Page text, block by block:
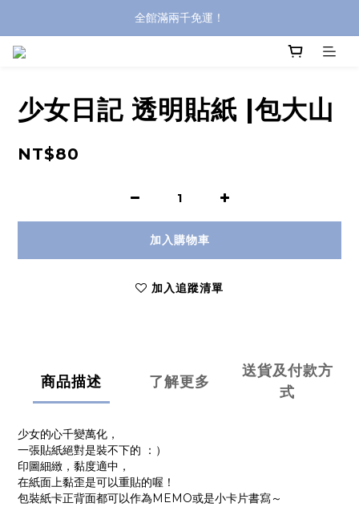
全館滿兩千免運！
全館滿兩千免運！
少女日記 透明貼紙 |包大山
NT$80
加入購物車
加入追蹤清單
商品描述 了解更多
送貨及付款方
式
少女的心千變萬化，
一張貼紙絕對是裝不下的 ：）
印圖細緻，黏度適中，
在紙面上黏歪是可以重貼的喔！
包裝紙卡正背面都可以作為MEMO或是小卡片書寫～